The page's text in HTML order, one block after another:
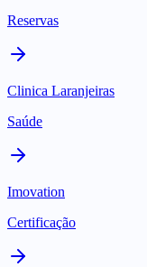
Reservas
Clinica Laranjeiras
Saúde
Imovation
Certificação